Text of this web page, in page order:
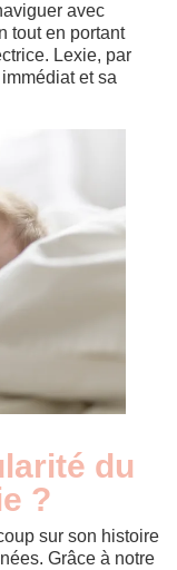
avec
tout en portant
Lexie, par
et sa
du
?
sur son histoire
Grâce à notre